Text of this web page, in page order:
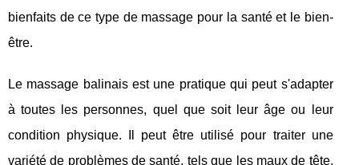
bienfaits de ce type de massage pour la santé et le bien-
être.
Le massage balinais est une pratique qui peut s'adapter
à toutes les personnes, quel que soit leur âge ou leur
condition physique. Il peut être utilisé pour traiter une
variété de problèmes de santé, tels que les maux de tête,